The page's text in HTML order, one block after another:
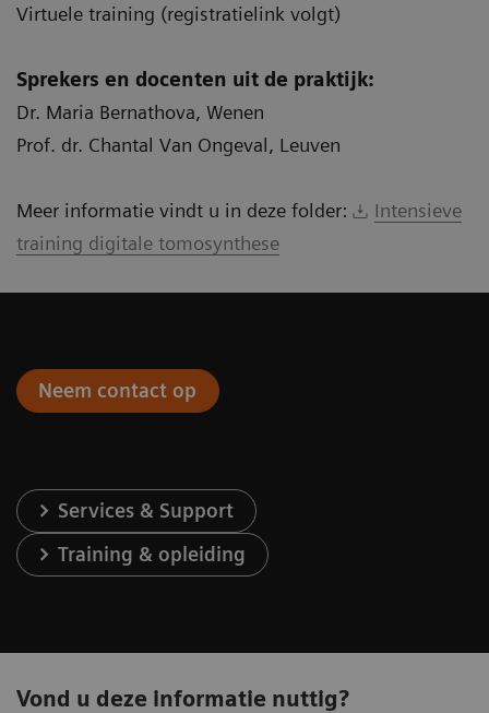
Virtuele training (registratielink volgt)
Sprekers en docenten uit de praktijk:
Dr. Maria Bernathova, Wenen
Prof. dr. Chantal Van Ongeval, Leuven
Meer informatie vindt u in deze folder:
Intensieve
training digitale tomosynthese
Neem contact op
Services & Support
Training & opleiding
Vond u deze informatie nuttig?